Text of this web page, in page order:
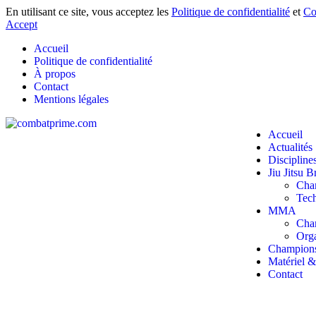
En utilisant ce site, vous acceptez les Politique de confidentialité et
Accept
Accueil
Politique de confidentialité
À propos
Contact
Mentions légales
Accueil
Actualités
Jiu Jitsu
MMA
Matériel
Contact